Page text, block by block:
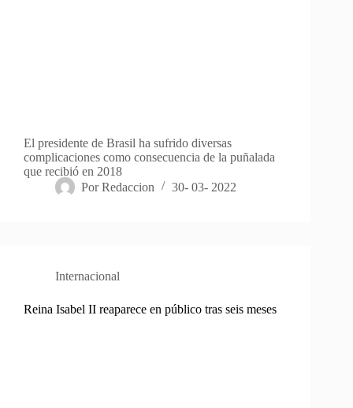
El presidente de Brasil ha sufrido diversas
complicaciones como consecuencia de la puñalada
que recibió en 2018
Por Redaccion 30- 03- 2022
Internacional
Reina Isabel II reaparece en público tras seis meses